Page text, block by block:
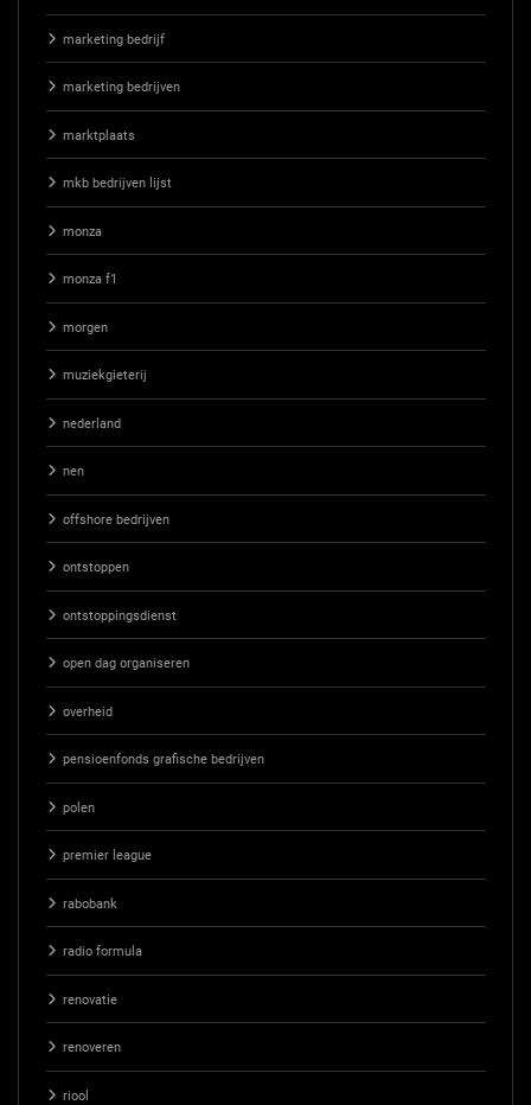
marketing bedrijf
marketing bedrijven
marktplaats
mkb bedrijven lijst
monza
monza f1
morgen
muziekgieterij
nederland
nen
offshore bedrijven
ontstoppen
ontstoppingsdienst
open dag organiseren
overheid
pensioenfonds grafische bedrijven
polen
premier league
rabobank
radio formula
renovatie
renoveren
riool